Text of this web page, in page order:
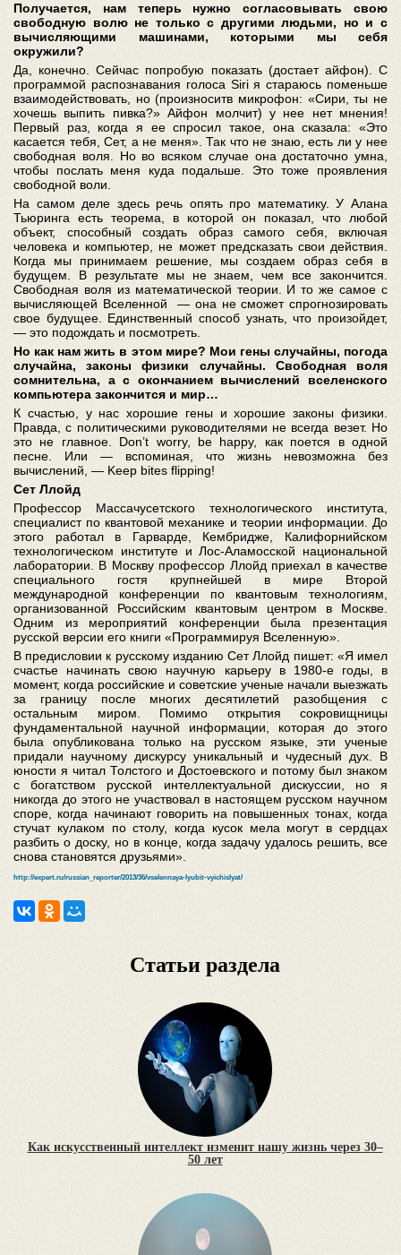
Получается, нам теперь нужно согласовывать свою
свободную волю не только с другими людьми, но и с
вычисляющими машинами, которыми мы себя
окружили?
Да, конечно. Сейчас попробую показать (достает айфон). С
программой распознавания голоса Siri я стараюсь поменьше
взаимодействовать, но (произноситв микрофон: «Сири, ты не
хочешь выпить пивка?» Айфон молчит) у нее нет мнения!
Первый раз, когда я ее спросил такое, она сказала: «Это
касается тебя, Сет, а не меня». Так что не знаю, есть ли у нее
свободная воля. Но во всяком случае она достаточно умна,
чтобы послать меня куда подальше. Это тоже проявления
свободной воли.
На самом деле здесь речь опять про математику. У Алана
Тьюринга есть теорема, в которой он показал, что любой
объект, способный создать образ самого себя, включая
человека и компьютер, не может предсказать свои действия.
Когда мы принимаем решение, мы создаем образ себя в
будущем. В результате мы не знаем, чем все закончится.
Свободная воля из математической теории. И то же самое с
вычисляющей Вселенной — она не сможет спрогнозировать
свое будущее. Единственный способ узнать, что произойдет,
— это подождать и посмотреть.
Но как нам жить в этом мире? Мои гены случайны, погода
случайна, законы физики случайны. Свободная воля
сомнительна, а с окончанием вычислений вселенского
компьютера закончится и мир…
К счастью, у нас хорошие гены и хорошие законы физики.
Правда, с политическими руководителями не всегда везет. Но
это не главное. Don’t worry, be happy, как поется в одной
песне. Или — вспоминая, что жизнь невозможна без
вычислений, — Keep bites flipping!
Сет Ллойд
Профессор Массачусетского технологического института,
специалист по квантовой механике и теории информации. До
этого работал в Гарварде, Кембридже, Калифорнийском
технологическом институте и Лос-Аламосской национальной
лаборатории. В Москву профессор Ллойд приехал в качестве
специального гостя крупнейшей в мире Второй
международной конференции по квантовым технологиям,
организованной Российским квантовым центром в Москве.
Одним из мероприятий конференции была презентация
русской версии его книги «Программируя Вселенную».
В предисловии к русскому изданию Сет Ллойд пишет: «Я имел
счастье начинать свою научную карьеру в 1980-е годы, в
момент, когда российские и советские ученые начали выезжать
за границу после многих десятилетий разобщения с
остальным миром. Помимо открытия сокровищницы
фундаментальной научной информации, которая до этого
была опубликована только на русском языке, эти ученые
придали научному дискурсу уникальный и чудесный дух. В
юности я читал Толстого и Достоевского и потому был знаком
с богатством русской интеллектуальной дискуссии, но я
никогда до этого не участвовал в настоящем русском научном
споре, когда начинают говорить на повышенных тонах, когда
стучат кулаком по столу, когда кусок мела могут в сердцах
разбить о доску, но в конце, когда задачу удалось решить, все
снова становятся друзьями».
http://expert.ru/russian_reporter/2013/36/vselennaya-lyubit-vyichislyat/
Статьи раздела
Как искусственный интеллект изменит нашу жизнь через 30–
50 лет